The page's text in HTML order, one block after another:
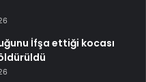
İfşa ettiği kocası